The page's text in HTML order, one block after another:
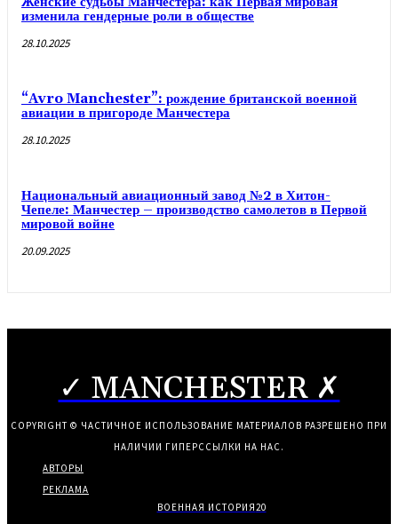
изменила гендерные роли в обществе
28.10.2025
“Avro Manchester”: рождение британской военной
авиации в пригороде Манчестера
28.10.2025
Национальный авиационный завод №2 в Хитон-
Чепеле: Манчестер – производство самолетов в Первой
мировой войне
20.09.2025
✓ MANCHESTER ✗
COPYRIGHT © ЧАСТИЧНОЕ ИСПОЛЬЗОВАНИЕ МАТЕРИАЛОВ РАЗРЕШЕНО ПРИ
НАЛИЧИИ ГИПЕРССЫЛКИ НА НАС.
АВТОРЫ
РЕКЛАМА
ВОЕННАЯ ИСТОРИЯ20